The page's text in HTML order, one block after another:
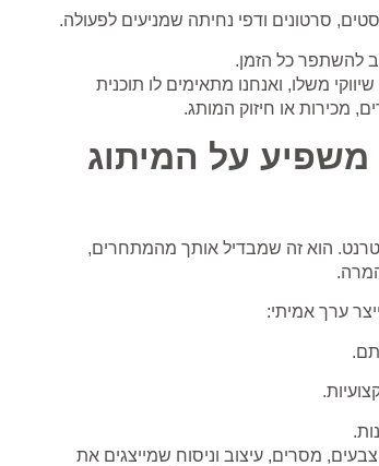
סרטונים ודפי נחיתה שמניעים לפעולה.
להשתפר כל הזמן.
לכל עסק יש DNA שיווקי משלו, ואנחנו מתאימים לו תוכנית
מכירות או חיזוק המותג.
משפיע על המיתוג
הוא זה שמבדיל אותך מהמתחרים,
ערך אמיתי:
מסרים, עיצוב וניסוח שמייצגים את